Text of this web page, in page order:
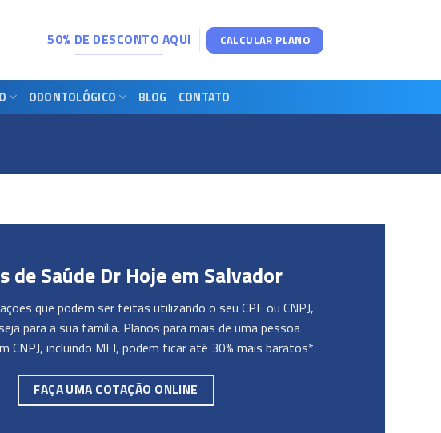
50% DE DESCONTO AQUI CALCULAR PLANO
ODONTOLÓGICO BLOG CONTATO
de Saúde Dr Hoje em Salvador
que podem ser feitas utilizando o seu CPF ou CNPJ,
para a sua família. Planos para mais de uma pessoa
CNPJ, incluindo MEI, podem ficar até 30% mais baratos*.
FAÇA UMA COTAÇÃO ONLINE